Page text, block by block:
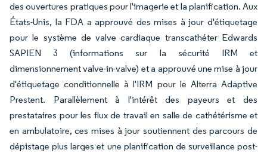
des ouvertures pratiques pour l'imagerie et la planification. Aux
États-Unis, la FDA a approuvé des mises à jour d'étiquetage
pour le système de valve cardiaque transcathéter Edwards
SAPIEN 3 (informations sur la sécurité IRM et
dimensionnement valve-in-valve) et a approuvé une mise à jour
d'étiquetage conditionnelle à l'IRM pour le Alterra Adaptive
Prestent. Parallèlement à l'intérêt des payeurs et des
prestataires pour les flux de travail en salle de cathétérisme et
en ambulatoire, ces mises à jour soutiennent des parcours de
dépistage plus larges et une planification de surveillance post-